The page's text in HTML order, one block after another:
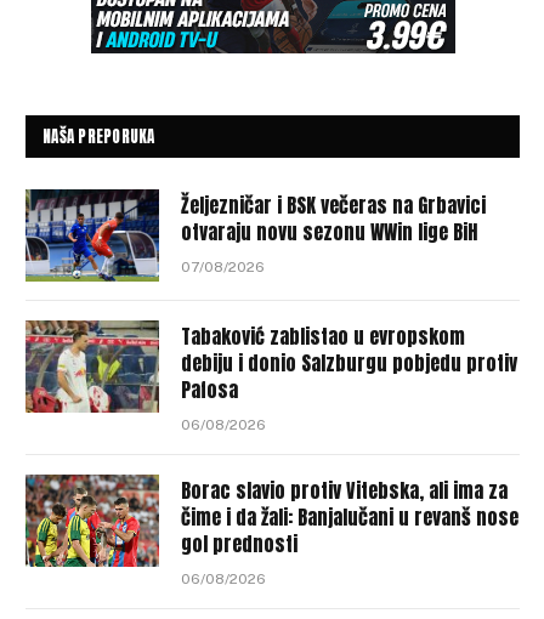
NAŠA PREPORUKA
Željezničar i BSK večeras na Grbavici
otvaraju novu sezonu WWin lige BiH
07/08/2026
Tabaković zablistao u evropskom
debiju i donio Salzburgu pobjedu protiv
Pafosa
06/08/2026
Borac slavio protiv Vitebska, ali ima za
čime i da žali: Banjalučani u revanš nose
gol prednosti
06/08/2026